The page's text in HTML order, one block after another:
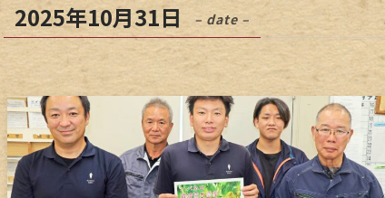
2025年10月31日 – date –